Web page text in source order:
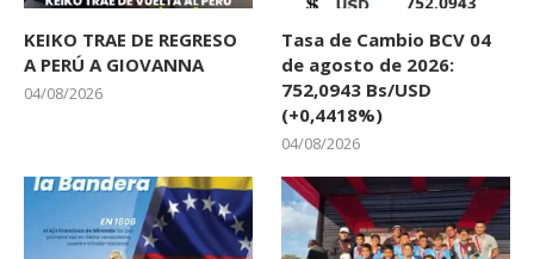
KEIKO TRAE DE REGRESO
A PERÚ A GIOVANNA
04/08/2026
Tasa de Cambio BCV 04
de agosto de 2026:
752,0943 Bs/USD
(+0,4418%)
04/08/2026